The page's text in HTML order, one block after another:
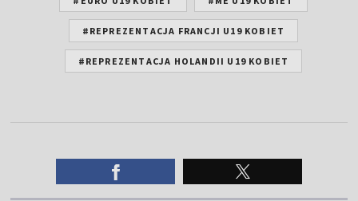
#REPREZENTACJA FRANCJI U19 KOBIET
#REPREZENTACJA HOLANDII U19 KOBIET